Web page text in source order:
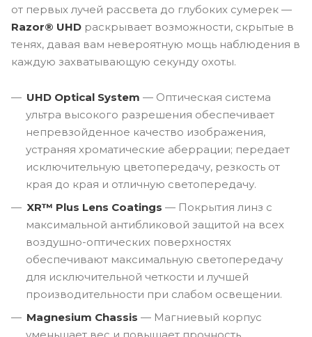
от первых лучей рассвета до глубоких сумерек —
Razor® UHD раскрывает возможности, скрытые в
тенях, давая вам невероятную мощь наблюдения в
каждую захватывающую секунду охоты.
UHD Optical System — Оптическая система
ультра высокого разрешения обеспечивает
непревзойденное качество изображения,
устраняя хроматические аберрации; передает
исключительную цветопередачу, резкость от
края до края и отличную светопередачу.
XR™ Plus Lens Coatings — Покрытия линз с
максимальной антибликовой защитой на всех
воздушно-оптических поверхностях
обеспечивают максимальную светопередачу
для исключительной четкости и лучшей
производительности при слабом освещении.
Magnesium Chassis — Магниевый корпус